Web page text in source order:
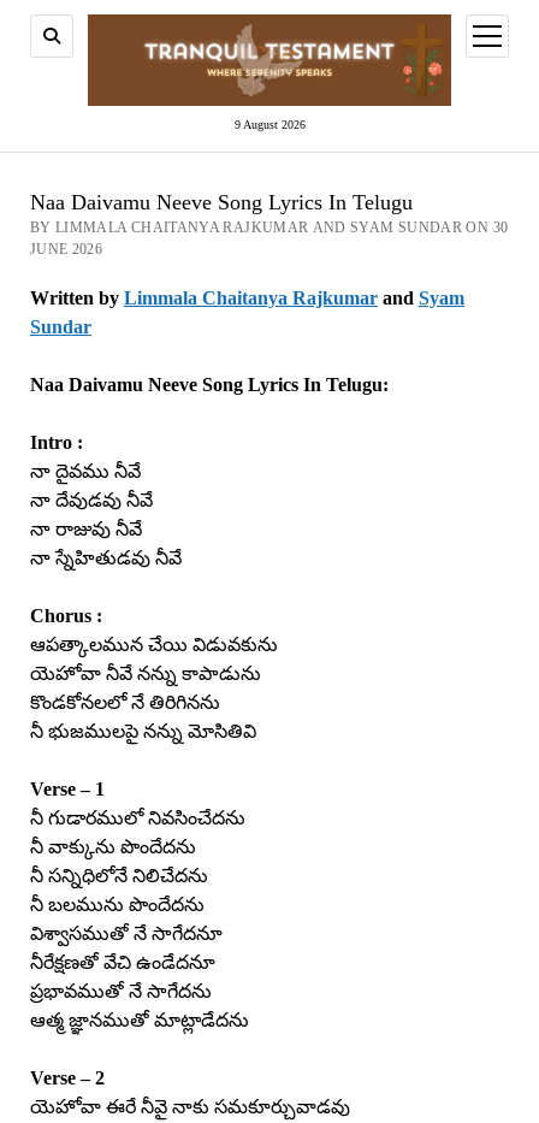
9 August 2026
open
menu
Naa Daivamu Neeve Song Lyrics In Telugu
BY LIMMALA CHAITANYA RAJKUMAR AND SYAM SUNDAR ON 30
JUNE 2026
Written by Limmala Chaitanya Rajkumarand Syam
Sundar
Naa Daivamu Neeve Song Lyrics In Telugu:
Intro :
నా దైవము నీవే
నా దేవుడవు నీవే
నా రాజువు నీవే
నా స్నేహితుడవు నీవే
Chorus :
ఆపత్కాలమున చేయి విడువకును
యెహోవా నీవే నన్ను కాపాడును
కొండకోనలలో నే తిరిగినను
నీ భుజములపై నన్ను మోసితివి
Verse – 1
నీ గుడారములో నివసించేదను
నీ వాక్కును పొందేదను
నీ సన్నిధిలోనే నిలిచేదను
నీ బలమును పొందేదను
విశ్వాసముతో నే సాగేదనూ
నీరేక్షణతో వేచి ఉండేదనూ
ప్రభావముతో నే సాగేదను
ఆత్మ జ్ఞానముతో మాట్లాడేదను
Verse – 2
యెహోవా ఈరే నీవై నాకు సమకూర్చువాడవు